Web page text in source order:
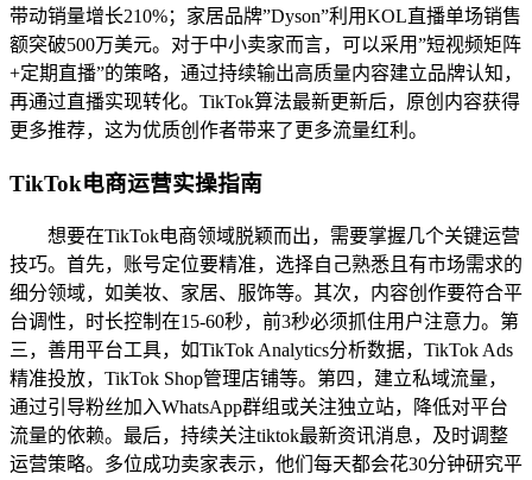
带动销量增长210%；家居品牌”Dyson”利用KOL直播单场销售
额突破500万美元。对于中小卖家而言，可以采用”短视频矩阵
+定期直播”的策略，通过持续输出高质量内容建立品牌认知，
再通过直播实现转化。TikTok算法最新更新后，原创内容获得
更多推荐，这为优质创作者带来了更多流量红利。
TikTok电商运营实操指南
想要在TikTok电商领域脱颖而出，需要掌握几个关键运营
技巧。首先，账号定位要精准，选择自己熟悉且有市场需求的
细分领域，如美妆、家居、服饰等。其次，内容创作要符合平
台调性，时长控制在15-60秒，前3秒必须抓住用户注意力。第
三，善用平台工具，如TikTok Analytics分析数据，TikTok Ads
精准投放，TikTok Shop管理店铺等。第四，建立私域流量，
通过引导粉丝加入WhatsApp群组或关注独立站，降低对平台
流量的依赖。最后，持续关注tiktok最新资讯消息，及时调整
运营策略。多位成功卖家表示，他们每天都会花30分钟研究平